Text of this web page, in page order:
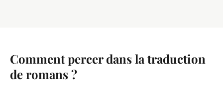
Comment percer dans la traduction
de romans ?